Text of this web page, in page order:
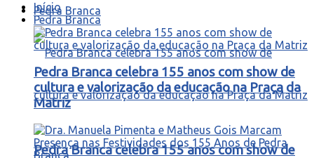
Pedra Branca
Pedra Branca celebra 155 anos com show de
Início
Pedra Branca
Pedra Branca celebra 155 anos com show de
cultura e valorização da educação na Praça da
Matriz